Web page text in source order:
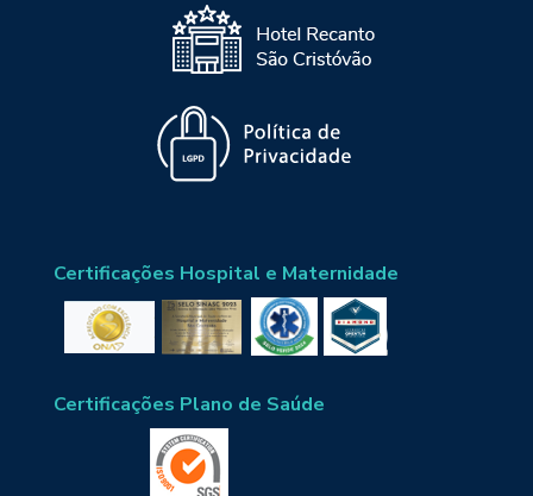
Certificações Hospital e Maternidade
Certificações Plano de Saúde